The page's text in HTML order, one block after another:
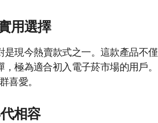
用選擇
是現今熱賣款式之一。這款產品不僅
極為適合初入電子菸市場的用戶。
喜愛。
相容